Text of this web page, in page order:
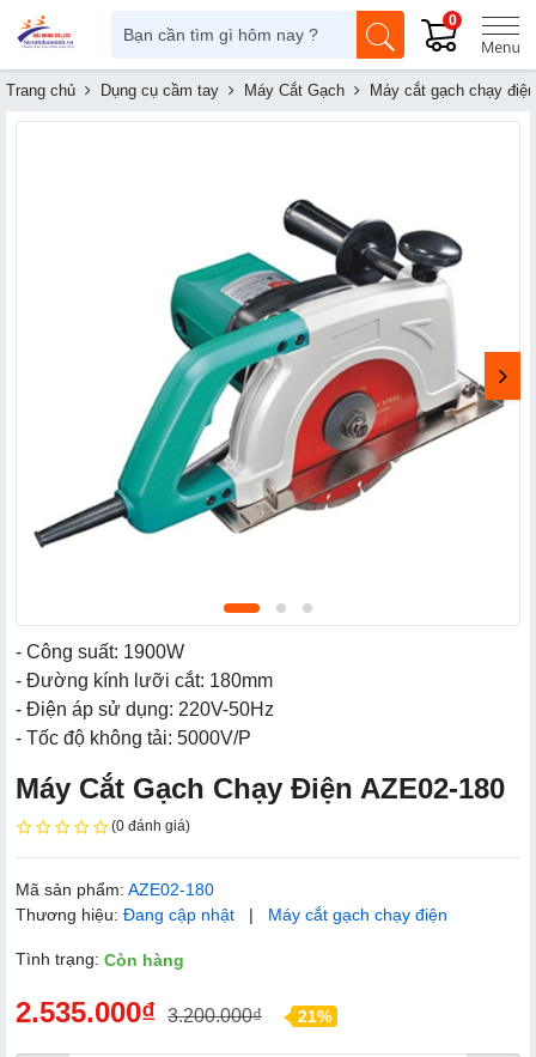
0
Trang chủ Dụng cụ cầm tay Máy Cắt Gạch Máy cắt gạch chạy điện
- Công suất: 1900W
- Đường kính lưỡi cắt: 180mm
- Điện áp sử dụng: 220V-50Hz
- Tốc độ không tải: 5000V/P
Máy Cắt Gạch Chạy Điện AZE02-180
(0 đánh giá)
Mã sản phẩm: AZE02-180
Thương hiệu: Đang cập nhật | Máy cắt gạch chạy điện
Tình trạng: Còn hàng
2.535.000₫ 3.200.000₫ 21%